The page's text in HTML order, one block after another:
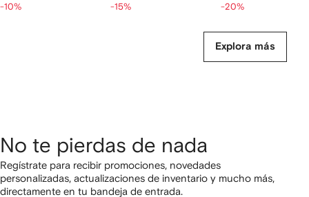
-10% -15% -20%
Explora más
No te pierdas de nada
Regístrate para recibir promociones, novedades
personalizadas, actualizaciones de inventario y mucho más,
directamente en tu bandeja de entrada.